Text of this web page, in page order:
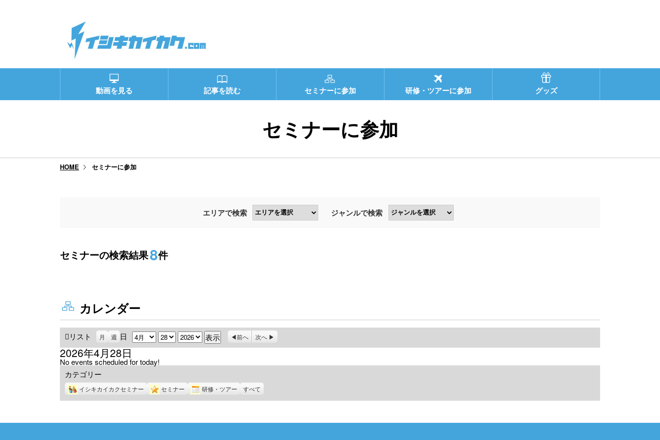
動画を見る 記事を読む セミナーに参加 研修・ツアーに参加 グッズ
セミナーに参加
HOME セミナーに参加
エリアで検索 ジャンルで検索
セミナーの検索結果8件
カレンダー
リスト
示
月 週 日 月 日 年 前へ 次へ
2026年4月28日
No events scheduled for today!
カテゴリー
イシキカイカクセミナー セミナー 研修・ツアー すべて